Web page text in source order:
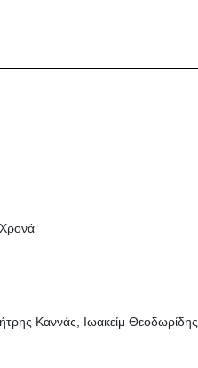
Καννάς, Ιωακείμ Θεοδωρίδης